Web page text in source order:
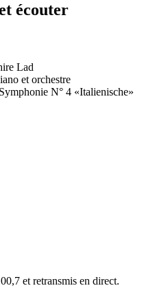
écouter
Lad
et orchestre
Symphonie N° 4 «Italienische»
et retransmis en direct.